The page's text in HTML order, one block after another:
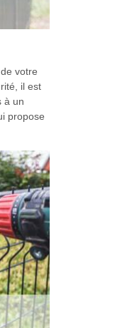
votre
il est
à un
propose